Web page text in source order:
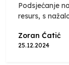
Podsjećanje
resurs, s
Zoran Ćatić
25.12.2024